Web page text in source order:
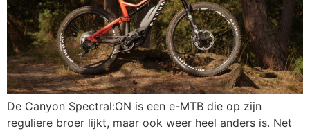
De Canyon Spectral:ON is een e-MTB die op zijn
reguliere broer lijkt, maar ook weer heel anders is. Net